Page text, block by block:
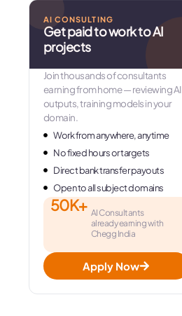
AI CONSULTING
Get paid to work to AI
projects
Join thousands of consultants
earning from home — reviewing AI
outputs, training models in your
domain.
Work from anywhere, anytime
No fixed hours or targets
Direct bank transfer payouts
Open to all subject domains
50K+ AI Consultants
already earning with
Chegg India
Apply Now